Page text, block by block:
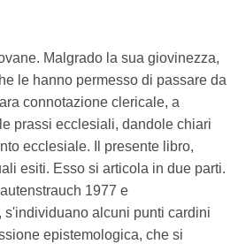
Malgrado la sua giovinezza,
le hanno permesso di passare da
connotazione clericale, a
prassi ecclesiali, dandole chiari
ecclesiale. Il presente libro,
esiti. Esso si articola in due parti.
1977 e
alcuni punti cardini
epistemologica, che si